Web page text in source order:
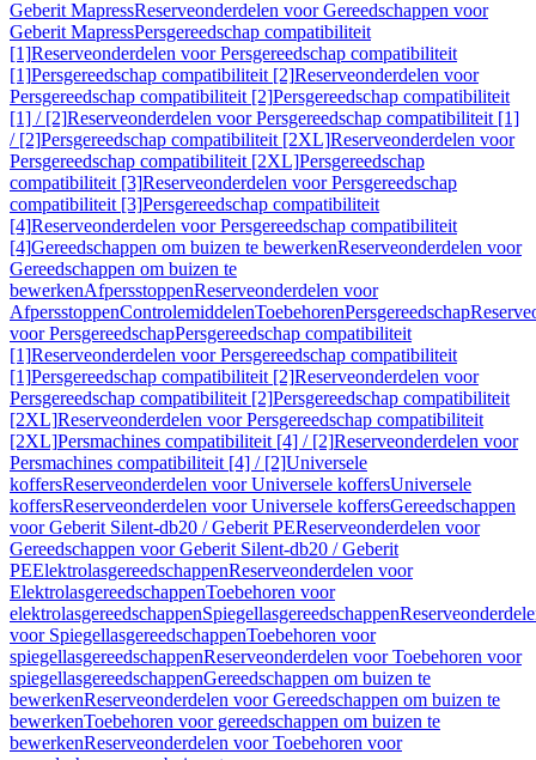
Geberit MapressReserveonderdelen voor Gereedschappen voor
Geberit MapressPersgereedschap compatibiliteit
[1]Reserveonderdelen voor Persgereedschap compatibiliteit
[1]Persgereedschap compatibiliteit [2]Reserveonderdelen voor
Persgereedschap compatibiliteit [2]Persgereedschap compatibiliteit
[1] / [2]Reserveonderdelen voor Persgereedschap compatibiliteit [1]
/ [2]Persgereedschap compatibiliteit [2XL]Reserveonderdelen voor
Persgereedschap compatibiliteit [2XL]Persgereedschap
compatibiliteit [3]Reserveonderdelen voor Persgereedschap
compatibiliteit [3]Persgereedschap compatibiliteit
[4]Reserveonderdelen voor Persgereedschap compatibiliteit
[4]Gereedschappen om buizen te bewerkenReserveonderdelen voor
Gereedschappen om buizen te
bewerkenAfpersstoppenReserveonderdelen voor
AfpersstoppenControlemiddelenToebehorenPersgereedschap
voor PersgereedschapPersgereedschap compatibiliteit
[1]Reserveonderdelen voor Persgereedschap compatibiliteit
[1]Persgereedschap compatibiliteit [2]Reserveonderdelen voor
Persgereedschap compatibiliteit [2]Persgereedschap compatibiliteit
[2XL]Reserveonderdelen voor Persgereedschap compatibiliteit
[2XL]Persmachines compatibiliteit [4] / [2]Reserveonderdelen voor
Persmachines compatibiliteit [4] / [2]Universele
koffersReserveonderdelen voor Universele koffersUniversele
koffersReserveonderdelen voor Universele koffersGereedschappen
voor Geberit Silent-db20 / Geberit PEReserveonderdelen voor
Gereedschappen voor Geberit Silent-db20 / Geberit
PEElektrolasgereedschappenReserveonderdelen voor
ElektrolasgereedschappenToebehoren voor
elektrolasgereedschappenSpiegellasgereedschappen
voor SpiegellasgereedschappenToebehoren voor
spiegellasgereedschappenReserveonderdelen voor Toebehoren voor
spiegellasgereedschappenGereedschappen om buizen te
bewerkenReserveonderdelen voor Gereedschappen om buizen te
bewerkenToebehoren voor gereedschappen om buizen te
bewerkenReserveonderdelen voor Toebehoren voor